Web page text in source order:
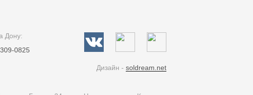
Дону:
0825
Дизайн - soldream.net